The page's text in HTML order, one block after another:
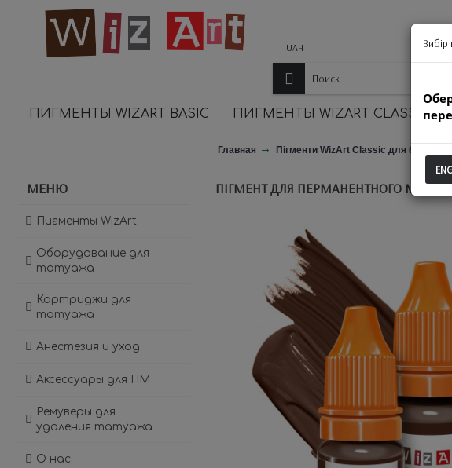
UAH
ПИГМЕНТЫ WIZART BASIC ПИГМЕНТЫ WIZART CLASSIC
Главная Пігменти WizArt Classic для брів / повік
МЕНЮ
Пигменты WizArt
Оборудование для
татуажа
Картриджи для
татуажа
Анестезия и уход
Аксессуары для ПМ
Ремуверы для
удаления татуажа
О нас
ПІГМЕНТ ДЛЯ ПЕРМАНЕНТНОГО МАКІЯЖУ